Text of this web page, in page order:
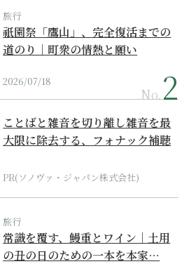
旅行
祇園祭「鷹山」、完全復活までの
道のり｜町衆の情熱と願い
2026/07/18
No.
ことばと雑音を切り離し雑音を最
大限に除去する、フォナック補聴
PR(ソノヴァ・ジャパン株式会社)
旅行
常識を覆す、鰻重とワイン｜土用
の丑の日のための一本を本家…